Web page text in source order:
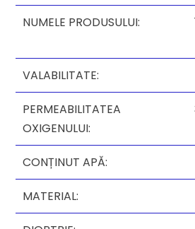
NUMELE PRODUSULUI:
VALABILITATE:
PERMEABILITATEA
OXIGENULUI:
CONȚINUT APĂ:
MATERIAL: